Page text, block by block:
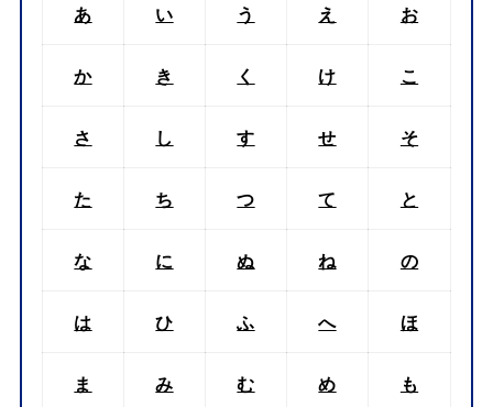
あ い う え お
か き く け こ
さ し す せ そ
た ち つ て と
な に ぬ ね の
は ひ ふ へ ほ
ま み む め も